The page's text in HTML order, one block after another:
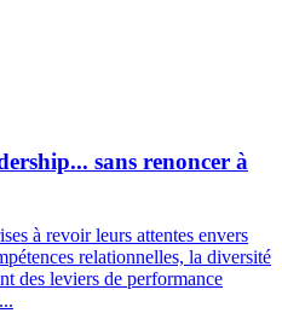
sans renoncer à
à revoir leurs attentes envers
relationnelles, la diversité
des leviers de performance